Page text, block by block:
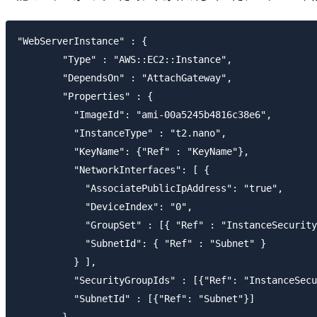
"WebServerInstance" : {
        "Type" : "AWS::EC2::Instance",
        "DependsOn" : "AttachGateway",
        "Properties" : {
          "ImageId": "ami-00a5245b4816c38e6",
          "InstanceType" : "t2.nano",
          "KeyName": {"Ref" : "KeyName"},
          "NetworkInterfaces": [ {
            "AssociatePublicIpAddress": "true",
            "DeviceIndex": "0",
"GroupSet" : [{ "Ref" :
            "SubnetId": { "Ref" : "Subnet" }
          } ],
"SecurityGroupIds" : [{"Ref":
          "SubnetId" : [{"Ref": "Subnet"}]